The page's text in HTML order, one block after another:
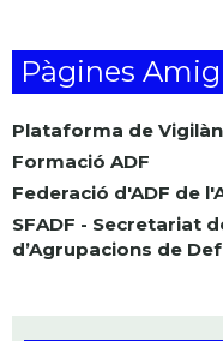
Pàgines
Plataforma de
Formació ADF
Federació d'ADF de
SFADF - Secretariat
d’Agrupacions de